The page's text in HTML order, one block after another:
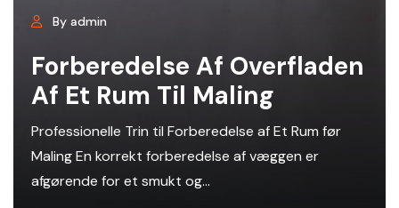
By admin
Forberedelse Af Overfladen
Af ​​et Rum Til Maling
Professionelle Trin til Forberedelse af Et Rum før
Maling En korrekt forberedelse af væggen er
afgørende for et smukt og...